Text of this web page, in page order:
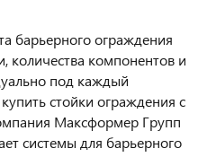
барьерного ограждения
количества компонентов и
под каждый
стойки ограждения с
Максформер Групп
системы для барьерного